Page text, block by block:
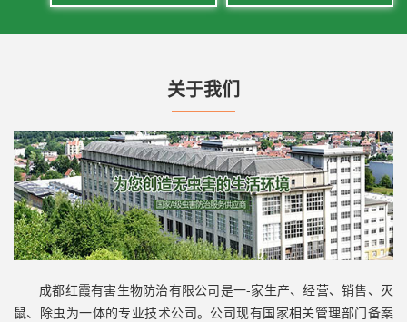
关于我们
成都红霞有害生物防治有限公司是一-家生产、经营、销售、灭
鼠、除虫为一体的专业技术公司。公司现有国家相关管理部门备案